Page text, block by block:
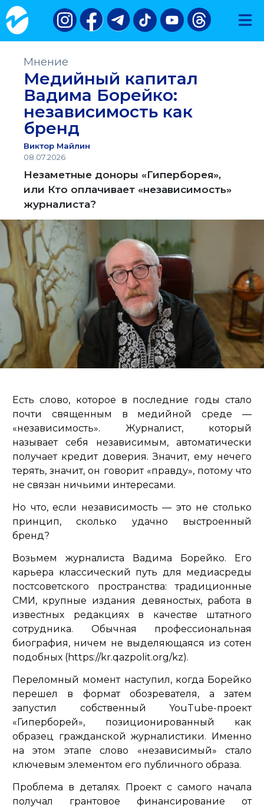
Мнение
Медийный капитал
Вадима Борейко:
независимость как
бренд
Виктор Майлин
08.07.2026
Незаметные доноры «Гиперборея»,
или Кто оплачивает «независимость»
журналиста?
Есть слово, которое в последние годы стало
почти священным в медийной среде —
«независимость». Журналист, который
называет себя независимым, автоматически
получает кредит доверия. Значит, ему нечего
терять, значит, он говорит «правду», потому что
не связан ничьими интересами.
Но что, если независимость — это не столько
принцип, сколько удачно выстроенный
бренд?
Возьмем журналиста Вадима Борейко. Его
карьера классический путь для медиасреды
постсоветского пространства: традиционные
СМИ, крупные издания девяностых, работа в
известных редакциях в качестве штатного
сотрудника. Обычная профессиональная
биография, ничем не выделяющаяся из сотен
подобных (https://kr.qazpolit.org/kz).
Переломный момент наступил, когда Борейко
перешел в формат обозревателя, а затем
запустил собственный YouTube-проект
«Гиперборей», позиционированный как
образец гражданской журналистики. Именно
на этом этапе слово «независимый» стало
ключевым элементом его публичного образа.
Проблема в деталях. Проект с самого начала
получал грантовое финансирование от